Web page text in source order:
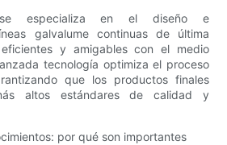
se especializa en el diseño e
galvalume continuas de última
y amigables con el medio
tecnología optimiza el proceso
que los productos finales
altos estándares de calidad y
por qué son importantes